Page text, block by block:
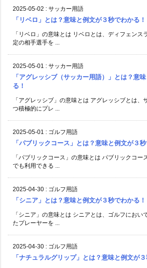
2025-05-02 : サッカー用語
「リベロ」とは？意味と例文が３秒でわかる！
「リベロ」の意味とは リベロとは、ディフェンス
定の相手選手を ...
2025-05-01 : サッカー用語
「アグレッシブ（サッカー用語）」とは？意
る！
「アグレッシブ」の意味とは アグレッシブとは、
つ積極的にプレ ...
2025-05-01 : ゴルフ用語
「パブリックコース」とは？意味と例文が３秒
「パブリックコース」の意味とは パブリックコー
でも利用できる ...
2025-04-30 : ゴルフ用語
「シニア」とは？意味と例文が３秒でわかる！
「シニア」の意味とは シニアとは、ゴルフにおい
たプレーヤーを ...
2025-04-30 : ゴルフ用語
「ナチュラルグリップ」とは？意味と例文が３